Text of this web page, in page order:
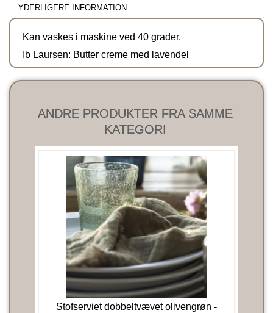
YDERLIGERE INFORMATION
Kan vaskes i maskine ved 40 grader.
Ib Laursen: Butter creme med lavendel
ANDRE PRODUKTER FRA SAMME
KATEGORI
Stofserviet dobbeltvævet olivengrøn -